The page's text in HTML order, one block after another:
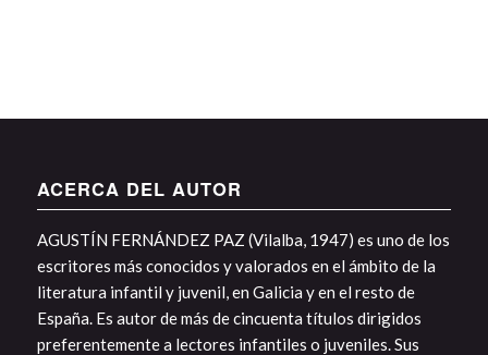
ACERCA DEL AUTOR
AGUSTÍN FERNÁNDEZ PAZ (Vilalba, 1947) es uno de los
escritores más conocidos y valorados en el ámbito de la
literatura infantil y juvenil, en Galicia y en el resto de
España. Es autor de más de cincuenta títulos dirigidos
preferentemente a lectores infantiles o juveniles. Sus